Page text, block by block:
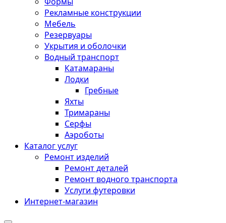
Рекламные конструкции
Мебель
Резервуары
Укрытия и оболочки
Водный транспорт
Катамараны
Лодки
Гребные
Яхты
Тримараны
Серфы
Аэроботы
Каталог услуг
Ремонт изделий
Ремонт деталей
Ремонт водного транспорта
Услуги футеровки
Интернет-магазин